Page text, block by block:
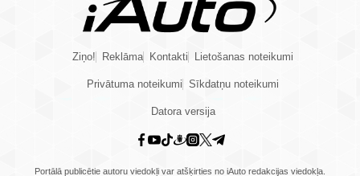
Ziņo! Reklāma Kontakti Lietošanas noteikumi
Privātuma noteikumi Sīkdatņu noteikumi
Datora versija
Portālā publicētie autoru viedokļi var atšķirties no iAuto redakcijas viedokļa.